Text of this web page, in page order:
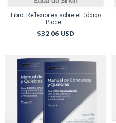
Libro: Reflexiones sobre el Código
Proce...
$32.06 USD